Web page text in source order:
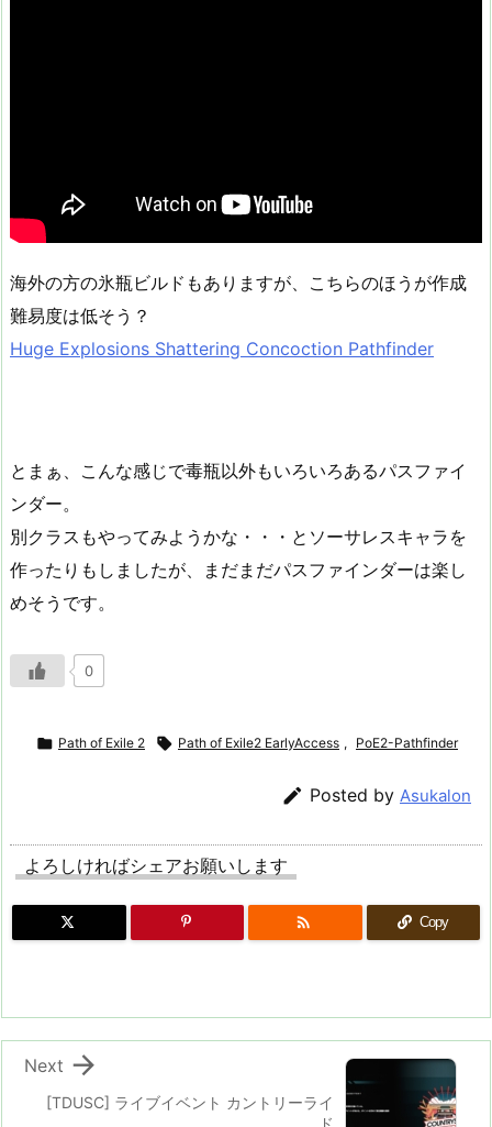
海外の方の氷瓶ビルドもありますが、こちらのほうが作成
難易度は低そう？
Huge Explosions Shattering Concoction Pathfinder
とまぁ、こんな感じで毒瓶以外もいろいろあるパスファイ
ンダー。
別クラスもやってみようかな・・・とソーサレスキャラを
作ったりもしましたが、まだまだパスファインダーは楽し
めそうです。
0
 Path of Exile 2  Path of Exile2 EarlyAccess , PoE2-Pathfinder
 Posted by Asukalon
よろしければシェアお願いします
 Copy
[TDUSC] ライブイベント カントリーライ

Next